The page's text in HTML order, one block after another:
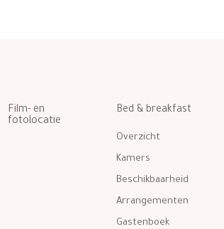
Film- en
fotolocatie
Bed & breakfast
Overzicht
Kamers
Beschikbaarheid
Arrangementen
Gastenboek